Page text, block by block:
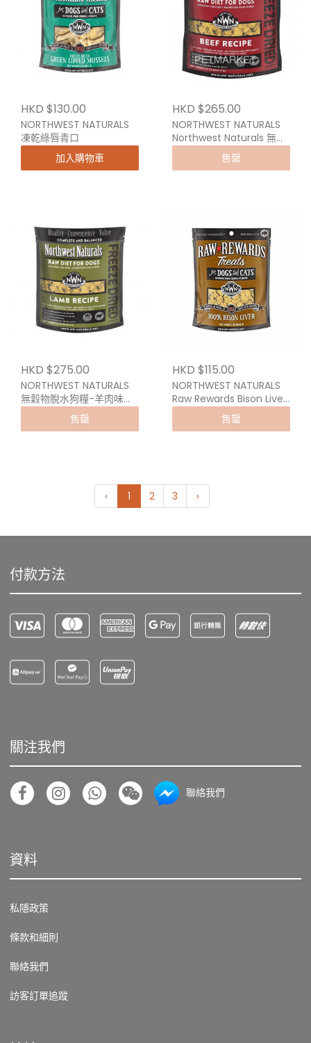
HKD $130.00
NORTHWEST NATURALS
凍乾綠唇青口
加入購物車
HKD $265.00
NORTHWEST NATURALS
Northwest Naturals 無穀
物脫水糧 – 牛肉 340g
售罄
HKD $275.00
NORTHWEST NATURALS
無穀物脫水狗糧-羊肉味
售罄
HKD $115.00
NORTHWEST NATURALS
Raw Rewards Bison Liver
售罄
‹ 1 2 3 ›
付款方法
關注我們
聯絡我們
資料
私隱政策
條款和細則
聯絡我們
訪客訂單追蹤